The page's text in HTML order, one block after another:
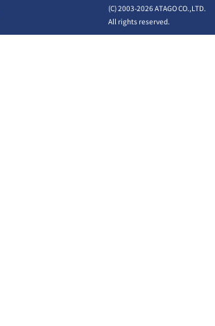
(C) 2003-2026 ATAGO CO.,LTD.
All rights reserved.